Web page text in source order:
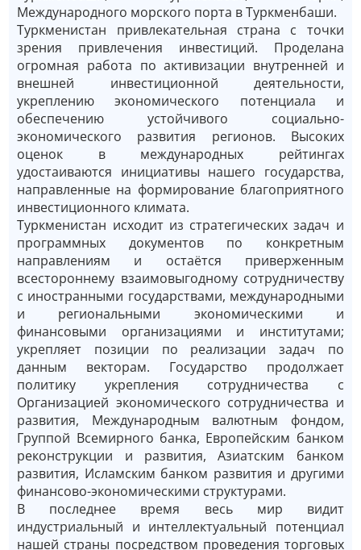
Международного морского порта в Туркменбаши.
Туркменистан привлекательная страна с точки
зрения привлечения инвестиций. Проделана
огромная работа по активизации внутренней и
внешней инвестиционной деятельности,
укреплению экономического потенциала и
обеспечению устойчивого социально-
экономического развития регионов. Высоких
оценок в международных рейтингах
удостаиваются инициативы нашего государства,
направленные на формирование благоприятного
инвестиционного климата.
Туркменистан исходит из стратегических задач и
программных документов по конкретным
направлениям и остаётся приверженным
всестороннему взаимовыгодному сотрудничеству
с иностранными государствами, международными
и региональными экономическими и
финансовыми организациями и институтами;
укрепляет позиции по реализации задач по
данным векторам. Государство продолжает
политику укрепления сотрудничества с
Организацией экономического сотрудничества и
развития, Международным валютным фондом,
Группой Всемирного банка, Европейским банком
реконструкции и развития, Азиатским банком
развития, Исламским банком развития и другими
финансово-экономическими структурами.
В последнее время весь мир видит
индустриальный и интеллектуальный потенциал
нашей страны посредством проведения торговых